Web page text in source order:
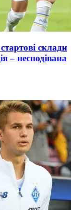
склади
– несподівана